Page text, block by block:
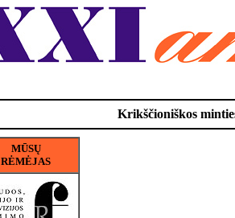
Krikščioniškos
MŪSŲ
RĖMĖJAS